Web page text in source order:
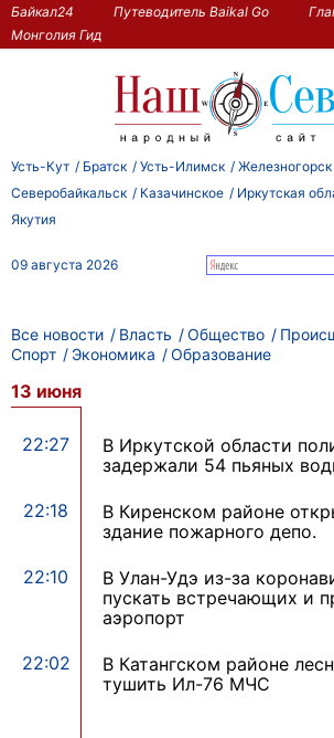
Байкал24 Путеводитель Baikal Go
Монголия Гид
Усть-Кут Братск Усть-Илимск Железногорск
Северобайкальск
Казачинское Иркутская
Якутия
09 августа 2026
Все новости Власть Общество
Спорт
Экономика Образование
13 июня
22:27
В Иркутской области
задержали 54 пьяных
22:18
В Киренском районе
здание пожарного депо.
22:10
В Улан-Удэ из-за
пускать встречающих и
аэропорт
22:02
В Катангском районе
тушить Ил-76 МЧС